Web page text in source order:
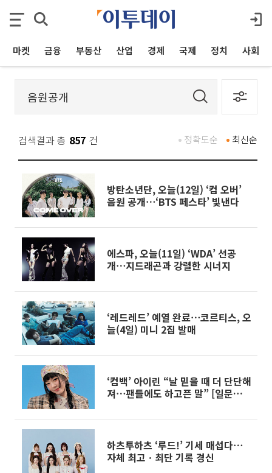
마켓 금융 부동산 산업 경제 국제 정치 사회
검색결과 총 857 건 최신순
정확도순
방탄소년단, 오늘(12일) ‘컴 오버’
음원 공개⋯‘BTS 페스타’ 빛낸다
에스파, 오늘(11일) ‘WDA’ 선공
개⋯지드래곤과 강렬한 시너지
‘레드레드’ 예열 완료⋯코르티스, 오
늘(4일) 미니 2집 발매
‘컴백’ 아이린 “날 믿을 때 더 단단해
져⋯팬들에도 하고픈 말” [일문일
하츠투하츠 ‘루드!’ 기세 매섭다⋯
자체 최고ㆍ최단 기록 경신